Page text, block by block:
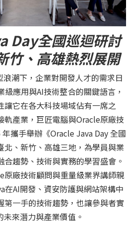
Day全國巡迴研討
竹、高雄熱烈展開
潮下，企業對開發人才的需求日
級應用與AI技術整合的關鍵語言，
讓它在各大科技場域佔有一席之
軌產業，巨匠電腦與Oracle原廠技
攜手舉辦《Oracle Java Day 全國
北、新竹、高雄三地，為學員與業
趨勢、技術與實務的學習盛會。
原廠技術顧問與重量級業界講師親
在AI開發、資安防護與網站架構中
第一手的技術趨勢，也讓參與者實
來潛力與產業價值。